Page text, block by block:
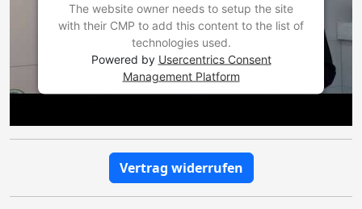
The website owner needs to setup the site
with their CMP to add this content to the list of
technologies used.
Powered by Usercentrics Consent
Management Platform
Vertrag widerrufen